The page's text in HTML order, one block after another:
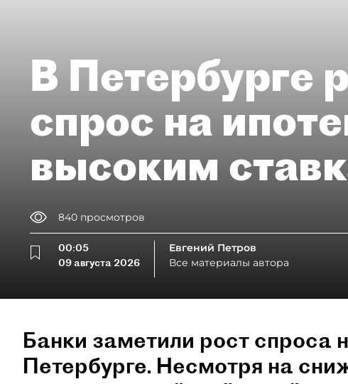
В Петербурге
спрос на
высоким
840 просмотров
00:05
09 августа 2026
Евгений Петров
Все материалы автора
Банки заметили рост спроса
Петербурге. Несмотря на